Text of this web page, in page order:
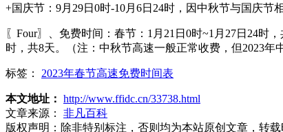
+国庆节：9月29日0时-10月6日24时，因中秋节与国庆节
〖Four〗、免费时间：春节：1月21日0时~1月27日24时
时，共8天。（注：中秋节高速一般正常收费，但2023年
标签： 2023年春节高速免费时间表
本文地址： http://www.ffidc.cn/33738.html
文章来源：
非凡百科
版权声明： 除非特别标注，否则均为本站原创文章，转